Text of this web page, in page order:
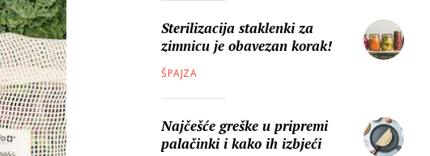
Sterilizacija staklenki za
zimnicu je obavezan korak!
ŠPAJZA
Najčešće greške u pripremi
palačinki i kako ih izbjeći